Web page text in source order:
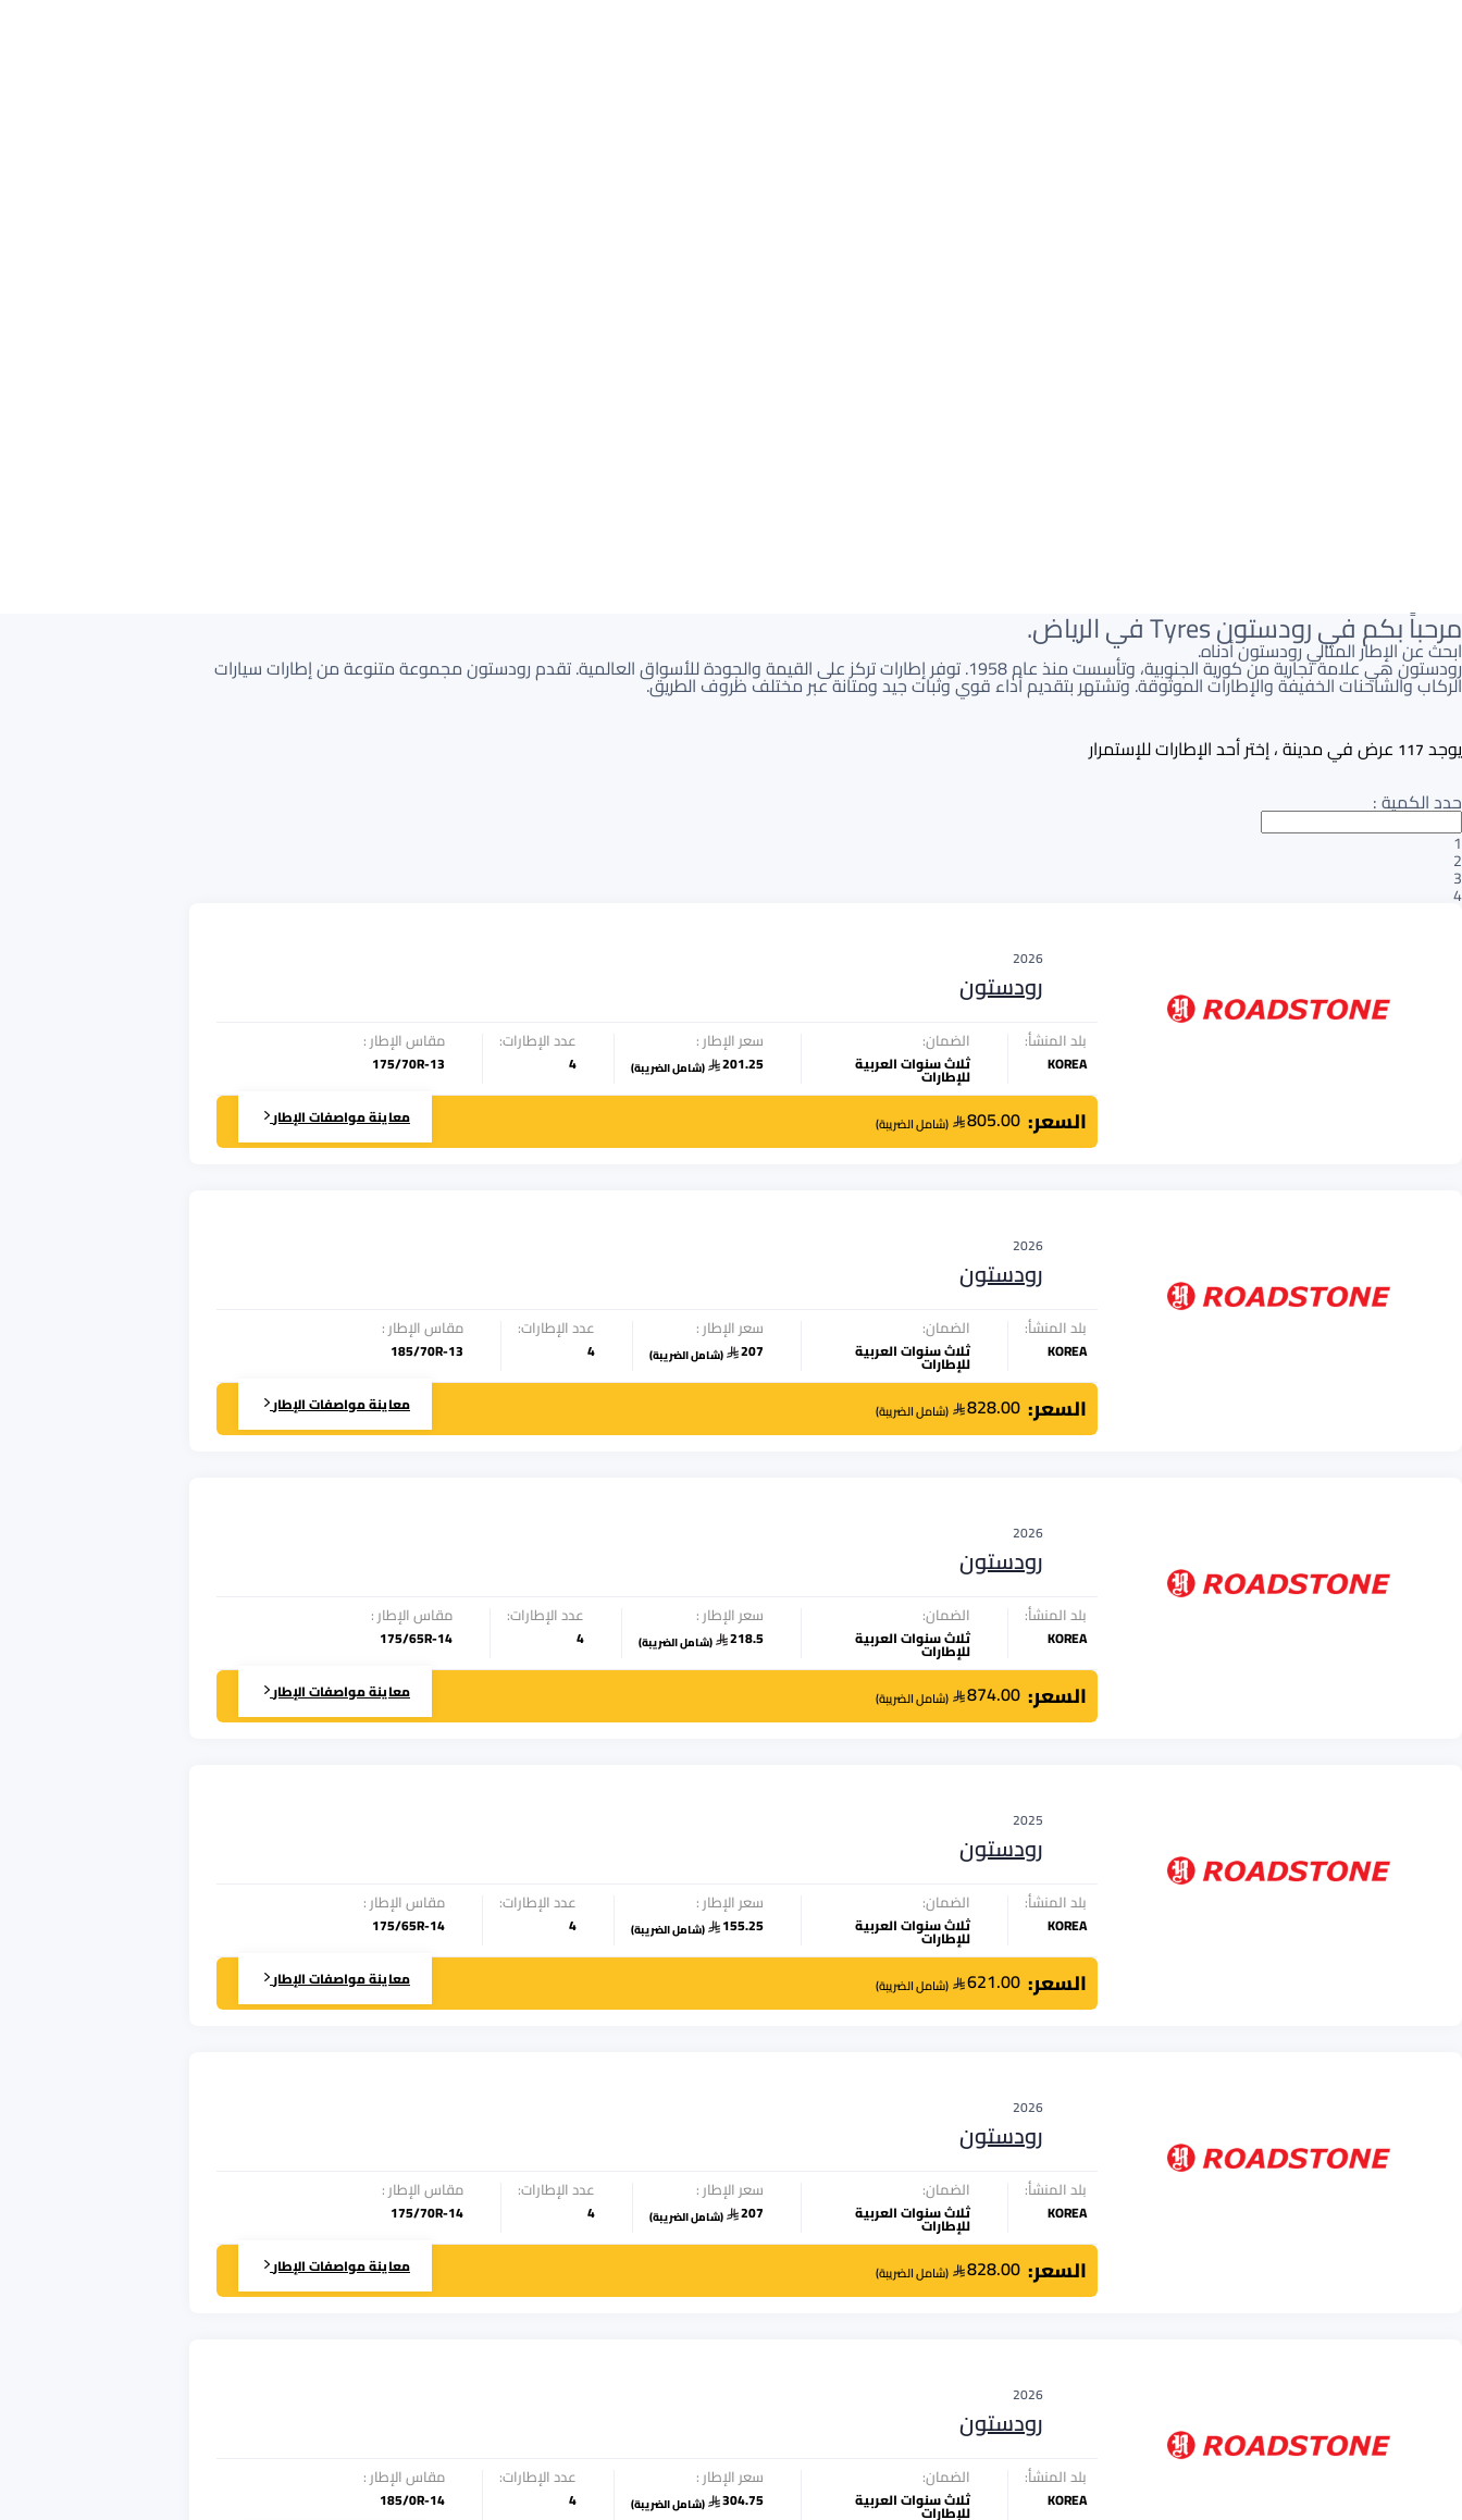
مرحباً بكم في رودستون Tyres في الرياض.
ابحث عن الإطار المثالي رودستون أدناه.
رودستون هي علامة تجارية من كورية الجنوبية، وتأسست منذ عام 1958. توفر إطارات تركز على القيمة والجودة للأسواق العالمية. تقدم رودستون مجموعة متنوعة من إطارات سيارات
الركاب والشاحنات الخفيفة والإطارات الموثوقة. وتشتهر بتقديم أداء قوي وثبات جيد ومتانة عبر مختلف ظروف الطريق.
يوجد117عرض في مدينة ، إختر أحد الإطارات للإستمرار
حدد الكمية:
1
2
3
4
2026
رودستون
بلد المنشأ:
KOREA
الضمان:
ثلاث سنوات العربية
للإطارات
سعر الإطار :
201.25
(شامل الضريبة)
عدد الإطارات:
4
مقاس الإطار :
175/70R-13
السعر: 805.00
(شامل الضريبة) معاينة مواصفات الإطار
2026
رودستون
بلد المنشأ:
KOREA
الضمان:
ثلاث سنوات العربية
للإطارات
سعر الإطار :
207
(شامل الضريبة)
عدد الإطارات:
4
مقاس الإطار :
185/70R-13
السعر: 828.00
(شامل الضريبة) معاينة مواصفات الإطار
2026
رودستون
بلد المنشأ:
KOREA
الضمان:
ثلاث سنوات العربية
للإطارات
سعر الإطار :
218.5
(شامل الضريبة)
عدد الإطارات:
4
مقاس الإطار :
175/65R-14
السعر: 874.00
(شامل الضريبة) معاينة مواصفات الإطار
2025
رودستون
بلد المنشأ:
KOREA
الضمان:
ثلاث سنوات العربية
للإطارات
سعر الإطار :
155.25
(شامل الضريبة)
عدد الإطارات:
4
مقاس الإطار :
175/65R-14
السعر: 621.00
(شامل الضريبة) معاينة مواصفات الإطار
2026
رودستون
بلد المنشأ:
KOREA
الضمان:
ثلاث سنوات العربية
للإطارات
سعر الإطار :
207
(شامل الضريبة)
عدد الإطارات:
4
مقاس الإطار :
175/70R-14
السعر: 828.00
(شامل الضريبة) معاينة مواصفات الإطار
2026
رودستون
بلد المنشأ:
KOREA
الضمان:
ثلاث سنوات العربية
للإطارات
سعر الإطار :
304.75
(شامل الضريبة)
عدد الإطارات:
4
مقاس الإطار :
185/0R-14